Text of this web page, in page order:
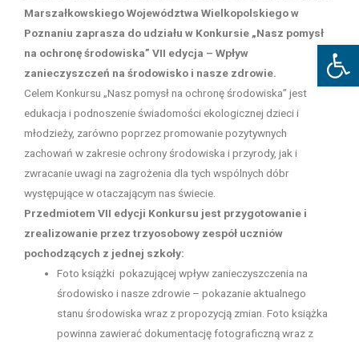
Marszałkowskiego Województwa Wielkopolskiego w
Poznaniu zaprasza do udziału w Konkursie „Nasz pomysł
na ochronę środowiska” VII edycja – Wpływ
zanieczyszczeń na środowisko i nasze zdrowie.
Celem Konkursu „Nasz pomysł na ochronę środowiska” jest
edukacja i podnoszenie świadomości ekologicznej dzieci i
młodzieży, zarówno poprzez promowanie pozytywnych
zachowań w zakresie ochrony środowiska i przyrody, jak i
zwracanie uwagi na zagrożenia dla tych wspólnych dóbr
występujące w otaczającym nas świecie.
Przedmiotem VII edycji Konkursu jest przygotowanie i
zrealizowanie przez trzyosobowy zespół uczniów
pochodzących z jednej szkoły:
Foto książki pokazującej wpływ zanieczyszczenia na
środowisko i nasze zdrowie – pokazanie aktualnego
stanu środowiska wraz z propozycją zmian. Foto książka
powinna zawierać dokumentację fotograficzną wraz z